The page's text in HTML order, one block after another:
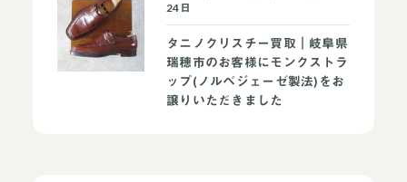
24日
タニノクリスチー買取｜岐阜県
瑞穂市のお客様にモンクストラ
ップ(ノルベジェーゼ製法)をお
譲りいただきました